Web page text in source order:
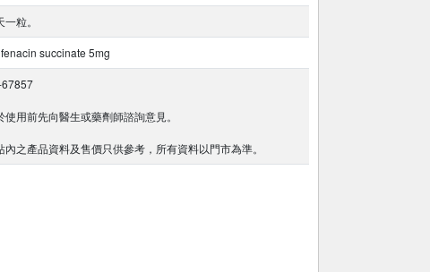
粒。
succinate 5mg
67857
使用前先向醫生或藥劑師諮詢意見。
內之產品資料及售價只供參考，所有資料以門市為準。